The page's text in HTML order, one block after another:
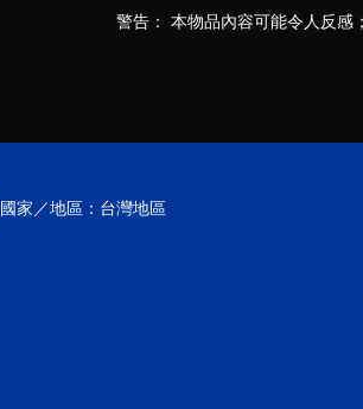
警告： 本物品內容可能令人反感
國家／地區：台灣地區